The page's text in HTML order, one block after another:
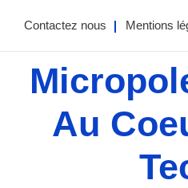
Contactez nous Mentions
Au